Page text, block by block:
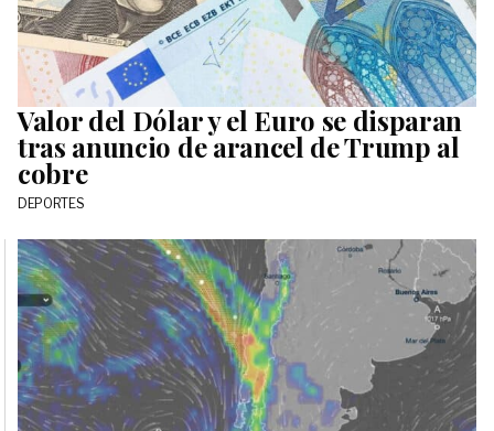
Valor del Dólar y el Euro se disparan
tras anuncio de arancel de Trump al
cobre
DEPORTES